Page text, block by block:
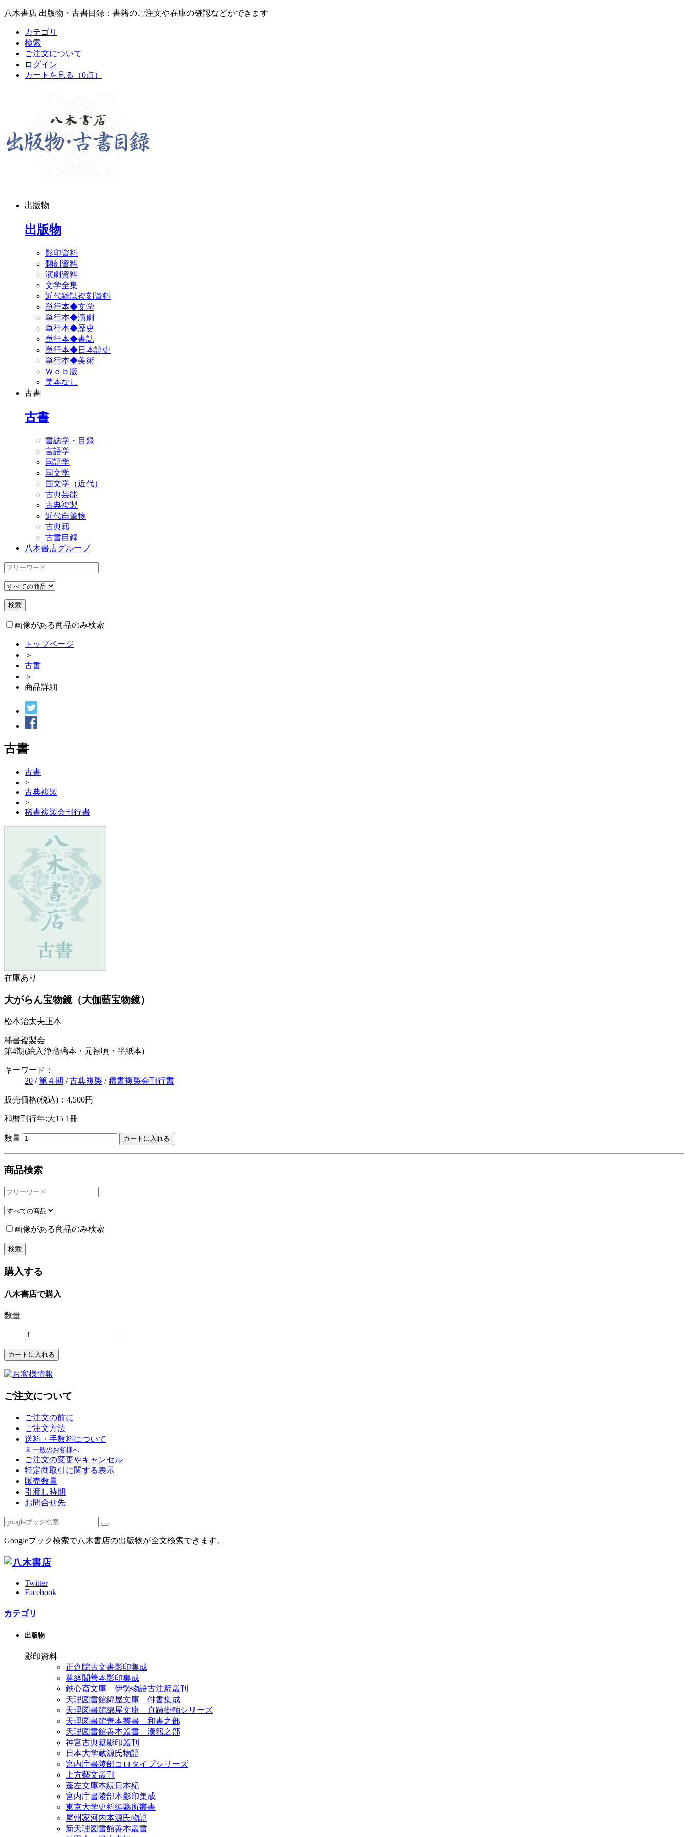
八木書店 出版物・古書目録：書籍のご注文や在庫の確認などができます
カテゴリ
検索
ご注文について
ログイン
カートを見る
（0点）
出版物
出版物
影印資料
翻刻資料
演劇資料
文学全集
近代雑誌複刻資料
単行本◆文学
単行本◆演劇
単行本◆歴史
単行本◆書誌
単行本◆日本語史
単行本◆美術
Ｗｅｂ版
美本なし
古書
古書
書誌学・目録
言語学
国語学
国文学
国文学（近代）
古典芸能
古典複製
近代自筆物
古典籍
古書目録
八木書店グループ
画像がある商品のみ検索
トップページ
＞
古書
＞
商品詳細
古書
古書
>
古典複製
>
稀書複製会刊行書
在庫あり
大がらん宝物鏡（大伽藍宝物鏡）
松本治太夫正本
稀書複製会
第4期(絵入浄瑠璃本・元禄頃・半紙本)
キーワード：
20 /第４期 /古典複製 /稀書複製会刊行書
販売価格(税込)：4,500円
和暦刊行年:大15 1冊
数量
商品検索
画像がある商品のみ検索
購入する
八木書店で購入
数量
ご注文について
ご注文の前に
ご注文方法
送料・手数料について
※ 一般のお客様へ
ご注文の変更やキャンセル
特定商取引に関する表示
販売数量
引渡し時期
お問合せ先
Googleブック検索で八木書店の出版物が全文検索できます。
Twitter
Facebook
カテゴリ
出版物
影印資料
正倉院古文書影印集成
尊経閣善本影印集成
鉄心斎文庫 伊勢物語古注釈叢刊
天理図書館綿屋文庫 俳書集成
天理図書館綿屋文庫 真蹟掛軸シリーズ
天理図書館善本叢書 和書之部
天理図書館善本叢書 漢籍之部
神宮古典籍影印叢刊
日本大学蔵源氏物語
宮内庁書陵部コロタイプシリーズ
上方藝文叢刊
蓬左文庫本続日本紀
宮内庁書陵部本影印集成
東京大学史料編纂所叢書
尾州家河内本源氏物語
新天理図書館善本叢書